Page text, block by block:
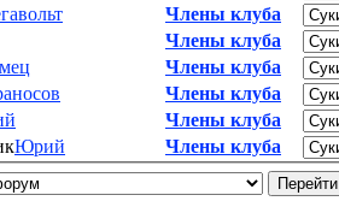
Члены клуба
Члены клуба
Члены клуба
Члены клуба
Члены клуба
Юрий
Члены клуба